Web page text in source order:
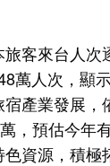
客來台人次
人次，顯
產業發展
，預估今年
資源，積極